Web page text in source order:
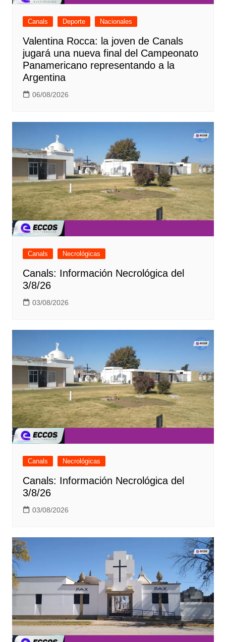
Canals Deporte Nacionales
Valentina Rocca: la joven de Canals
jugará una nueva final del Campeonato
Panamericano representando a la
Argentina
06/08/2026
Canals Necrológicas
Canals: Información Necrológica del
3/8/26
03/08/2026
Canals Necrológicas
Canals: Información Necrológica del
3/8/26
03/08/2026